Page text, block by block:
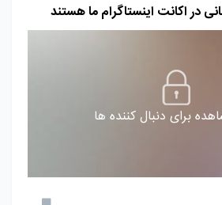
در اکانت اینستاگرام ما هستند
برای دنبال کننده ها